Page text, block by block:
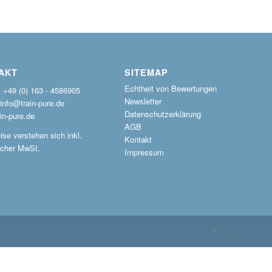
+49 (0) 163 - 4586905
pure.de
pure.de
verstehen sich inkl.
MwSt.
SITEMAP
Echtheit von Bewertungen
Newsletter
Datenschutzerklärung
AGB
Kontakt
Impressum